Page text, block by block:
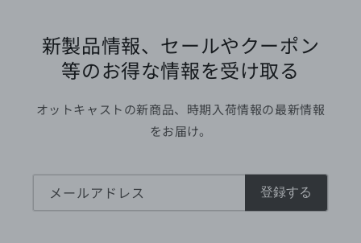
新製品情報、セールやクーポン
等のお得な情報を受け取る
オットキャストの新商品、時期入荷情報の最新情報
をお届け。
メールアドレス 登録する